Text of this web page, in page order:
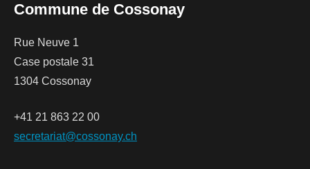
Commune de Cossonay
Rue Neuve 1
Case postale 31
1304 Cossonay
+41 21 863 22 00
secretariat@cossonay.ch